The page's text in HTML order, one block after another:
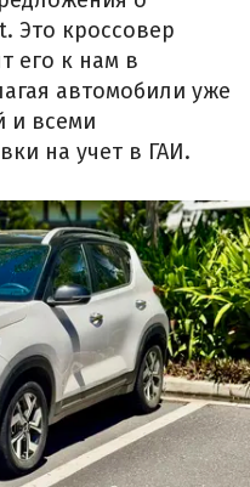
Это кроссовер
его к нам в
автомобили уже
и всеми
на учет в ГАИ.